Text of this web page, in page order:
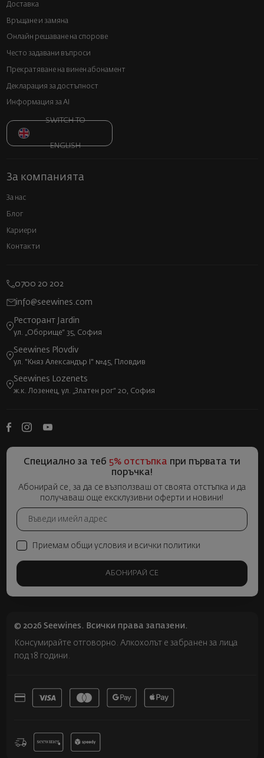
Доставка
Връщане и замяна
Онлайн решаване на спорове
Често задавани въпроси
Прекратяване на винен абонамент
Декларация за достъпност
Информация за AI
SWITCH TO
ENGLISH
За компанията
За нас
Блог
Кариери
Контакти
0700 20 202
info@seewines.com
Ресторант Jardin
ул. „Оборище“ 35, София
Seewines Plovdiv
ул. "Княз Александър I" №45, Пловдив
Seewines Lozenets
ж.к. Лозенец, ул. „Златен рог“ 20, София
Специално за теб 5% отстъпка при първата ти
поръчка!
Абонирай се, за да се възползваш от своята отстъпка и да
получаваш още ексклузивни оферти и новини!
Приемам общи условия и всички политики
АБОНИРАЙ СЕ
© 2026 Seewines. Всички права запазени.
Консумирайте отговорно. Алкохолът е забранен за лица
под 18 години.